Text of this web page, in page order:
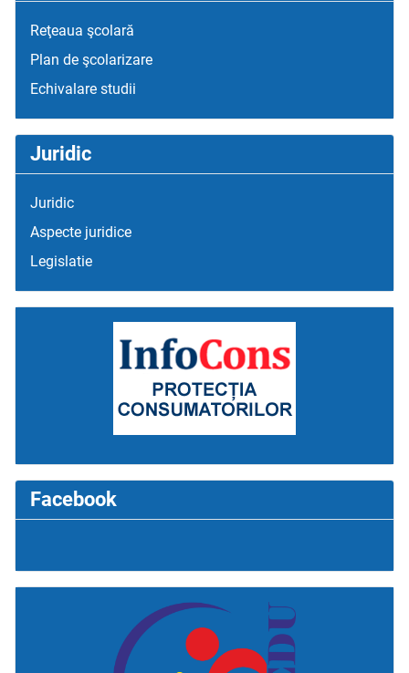
Reţeaua şcolară
Plan de şcolarizare
Echivalare studii
Juridic
Juridic
Aspecte juridice
Legislatie
Facebook